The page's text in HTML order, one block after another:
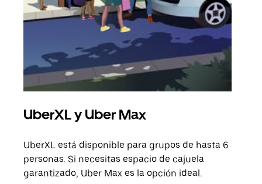
UberXL y Uber Max
UberXL está disponible para grupos de hasta 6
personas. Si necesitas espacio de cajuela
garantizado, Uber Max es la opción ideal.